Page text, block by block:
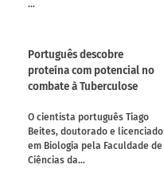
…
Português descobre
proteína com potencial no
combate à Tuberculose
O cientista português Tiago
Beites, doutorado e licenciado
em Biologia pela Faculdade de
Ciências da…